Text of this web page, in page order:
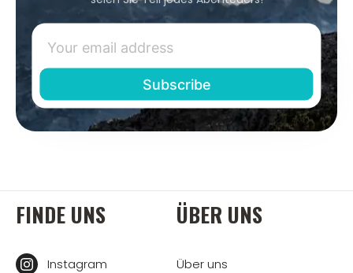
FINDE UNS
Instagram
ÜBER UNS
Über uns